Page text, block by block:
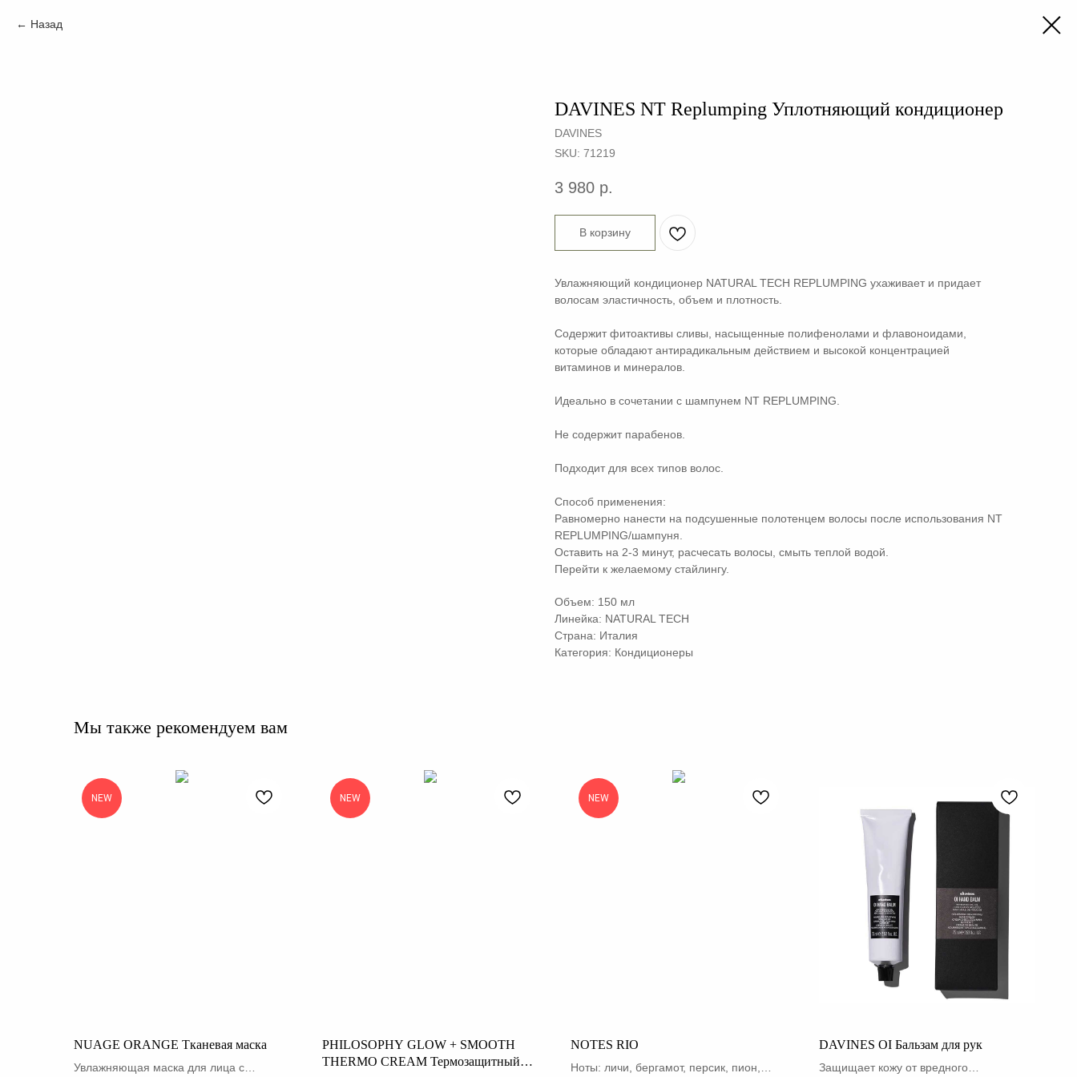
Назад
DAVINES NT Replumping Уплотняющий кондиционер
DAVINES
SKU: 71219
3 980 р.
В корзину
Увлажняющий кондиционер NATURAL TECH REPLUMPING ухаживает и придает
волосам эластичность, объем и плотность.
Содержит фитоактивы сливы, насыщенные полифенолами и флавоноидами,
которые обладают антирадикальным действием и высокой концентрацией
витаминов и минералов.
Идеально в сочетании с шампунем NT REPLUMPING.
Не содержит парабенов.
Подходит для всех типов волос.
Способ применения:
Равномерно нанести на подсушенные полотенцем волосы после использования NT
REPLUMPING/шампуня.
Оставить на 2-3 минут, расчесать волосы, смыть теплой водой.
Перейти к желаемому стайлингу.
Объем: 150 мл
Линейка: NATURAL TECH
Страна: Италия
Категория: Кондиционеры
Мы также рекомендуем вам
NEW
NUAGE ORANGE Тканевая маска
Увлажняющая маска для лица с
NEW
PHILOSOPHY GLOW + SMOOTH
THERMO CREAM Термозащитный
NEW
NOTES RIO
Ноты: личи, бергамот, персик, пион,
DAVINES OI Бальзам для рук
Защищает кожу от вредного